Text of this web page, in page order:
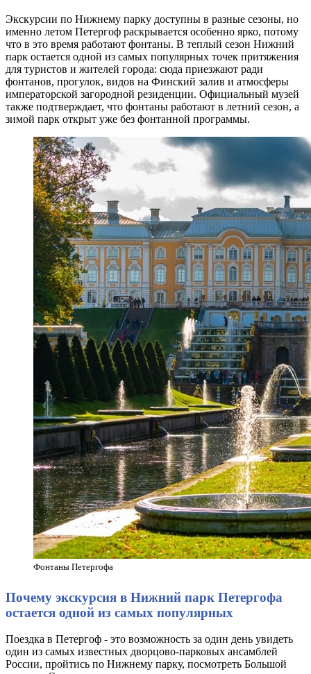
Экскурсии по Нижнему парку доступны в разные сезоны, но
именно летом Петергоф раскрывается особенно ярко, потому
что в это время работают фонтаны. В теплый сезон Нижний
парк остается одной из самых популярных точек притяжения
для туристов и жителей города: сюда приезжают ради
фонтанов, прогулок, видов на Финский залив и атмосферы
императорской загородной резиденции. Официальный музей
также подтверждает, что фонтаны работают в летний сезон, а
зимой парк открыт уже без фонтанной программы.
Фонтаны Петергофа
Почему экскурсия в Нижний парк Петергофа
остается одной из самых популярных
Поездка в Петергоф - это возможность за один день увидеть
один из самых известных дворцово-парковых ансамблей
России, пройтись по Нижнему парку, посмотреть Большой